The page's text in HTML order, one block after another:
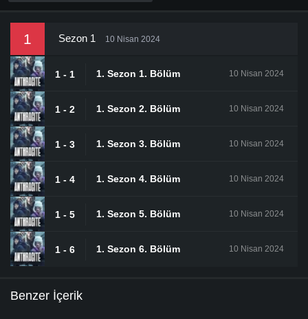
1 Sezon 1 10 Nisan 2024
1 - 1 1. Sezon 1. Bölüm 10 Nisan 2024
1 - 2 1. Sezon 2. Bölüm 10 Nisan 2024
1 - 3 1. Sezon 3. Bölüm 10 Nisan 2024
1 - 4 1. Sezon 4. Bölüm 10 Nisan 2024
1 - 5 1. Sezon 5. Bölüm 10 Nisan 2024
1 - 6 1. Sezon 6. Bölüm 10 Nisan 2024
Benzer İçerik